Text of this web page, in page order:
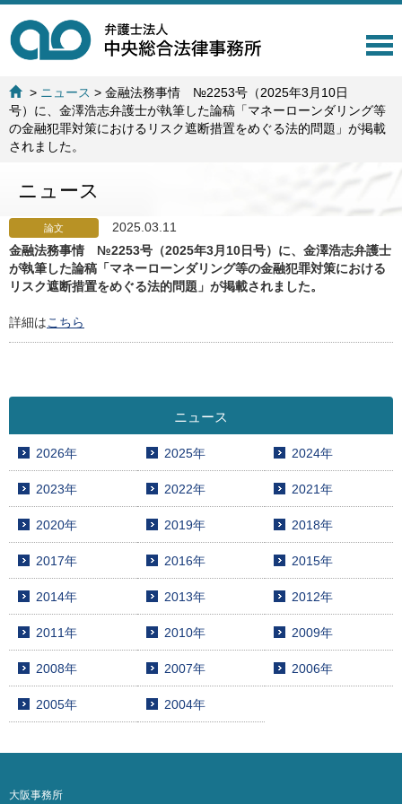
T
l
e
a
t
i
> ニュース >金融法務事情 №2253号（2025年3月10日
号）に、金澤浩志弁護士が執筆した論稿「マネーローンダリング等
の金融犯罪対策におけるリスク遮断措置をめぐる法的問題」が掲載
されました。
ニュース
論文
2025.03.11
金融法務事情 №2253号（2025年3月10日号）に、金澤浩志弁護士
が執筆した論稿「マネーローンダリング等の金融犯罪対策における
リスク遮断措置をめぐる法的問題」が掲載されました。
詳細はこちら
ニュース
2026年 2025年 2024年
2023年 2022年 2021年
2020年 2019年 2018年
2017年 2016年 2015年
2014年 2013年 2012年
2011年 2010年 2009年
2008年 2007年 2006年
2005年 2004年
大阪事務所